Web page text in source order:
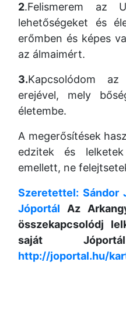
2.Felismerem az
lehetőségeket és
erőmben és képes
az álmaimért.
3.Kapcsolódom
erejével, mely
életembe.
A megerősítések
edzitek és
emellett, ne
Szeretettel:
Jóportál Az
összekapcsolódj
saját
http://joportal.hu/